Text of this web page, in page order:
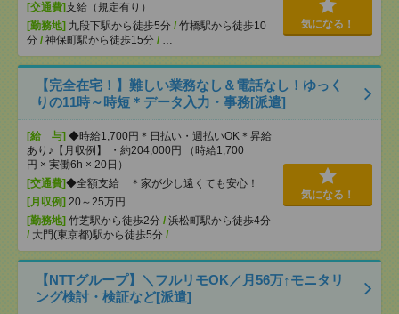
[交通費]支給（規定有り）
[勤務地] 九段下駅から徒歩5分 / 竹橋駅から徒歩10
分 / 神保町駅から徒歩15分 / …
気になる！
【完全在宅！】難しい業務なし＆電話なし！ゆっく
りの11時～時短＊データ入力・事務[派遣]
[給 与] ◆時給1,700円＊日払い・週払いOK＊昇給
あり♪【月収例】 ・約204,000円 （時給1,700
円 × 実働6h × 20日）
[交通費]◆全額支給 ＊家が少し遠くても安心！
[月収例] 20～25万円
[勤務地] 竹芝駅から徒歩2分 / 浜松町駅から徒歩4分
/ 大門(東京都)駅から徒歩5分 / …
気になる！
【NTTグループ】＼フルリモOK／月56万↑モニタリ
ング検討・検証など[派遣]